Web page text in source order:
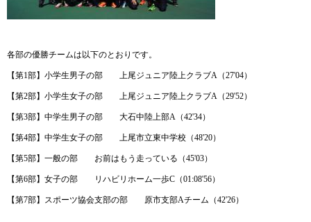
各部の優勝チームは以下のとおりです。
【第1部】小学生男子の部 上尾ジュニア陸上クラブA（27'04）
【第2部】小学生女子の部 上尾ジュニア陸上クラブA（29'52）
【第3部】中学生男子の部 大石中陸上部A（42'34）
【第4部】中学生女子の部 上尾市立東中学校（48'20）
【第5部】一般の部 お前はもう走っている（45'03）
【第6部】女子の部 リハビリホーム一歩C（01:08'56）
【第7部】スポーツ協会支部の部 原市支部Aチーム（42'26）